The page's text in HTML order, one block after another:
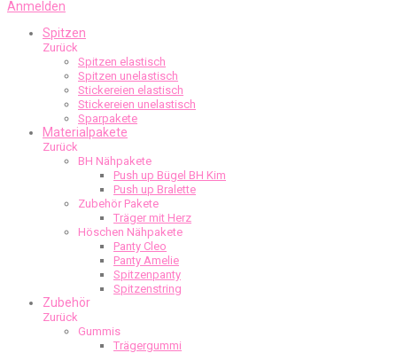
Anmelden
Spitzen
Zurück
Spitzen elastisch
Spitzen unelastisch
Stickereien elastisch
Stickereien unelastisch
Sparpakete
Materialpakete
Zurück
BH Nähpakete
Push up Bügel BH Kim
Push up Bralette
Zubehör Pakete
Träger mit Herz
Höschen Nähpakete
Panty Cleo
Panty Amelie
Spitzenpanty
Spitzenstring
Zubehör
Zurück
Gummis
Trägergummi